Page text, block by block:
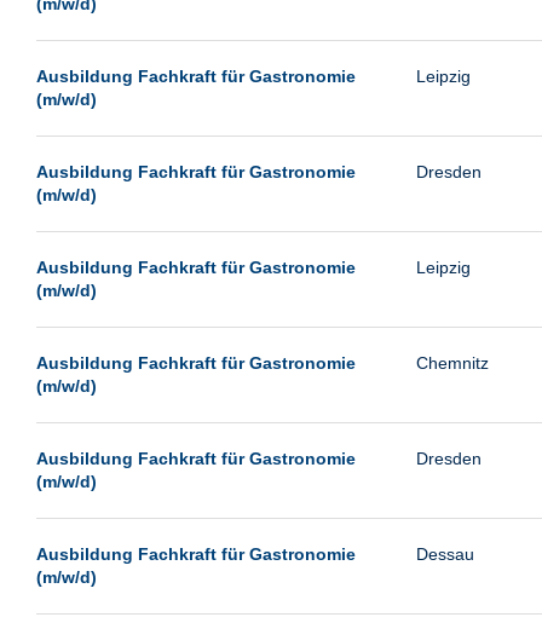
Wust/Brandenburg
Ausbildung Fachkraft für Gastronomie
(m/w/d)
Leipzig
Ausbildung Fachkraft für Gastronomie
(m/w/d)
Dresden
Ausbildung Fachkraft für Gastronomie
(m/w/d)
Leipzig
Ausbildung Fachkraft für Gastronomie
(m/w/d)
Chemnitz
Ausbildung Fachkraft für Gastronomie
(m/w/d)
Dresden
Ausbildung Fachkraft für Gastronomie
(m/w/d)
Dessau